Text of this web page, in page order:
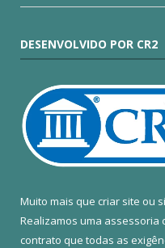
DESENVOLVIDO POR CR2
Muito mais que criar site ou
Realizamos uma assessoria
contrato que todas as